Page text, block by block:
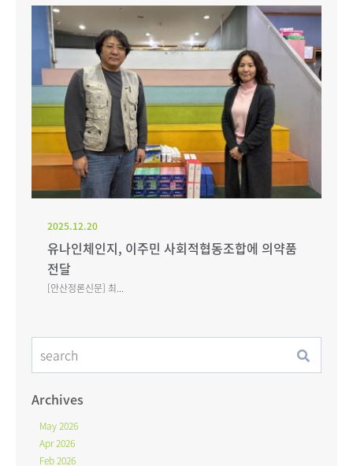
2025.12.20
유나인체인지, 이주민 사회적협동조합에 의약품
전달
[안산정론신문] 최...
Archives
May 2026
Apr 2026
Feb 2026